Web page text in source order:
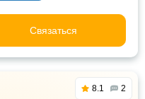
Связаться
8.1 2